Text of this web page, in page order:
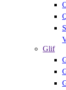
Glif